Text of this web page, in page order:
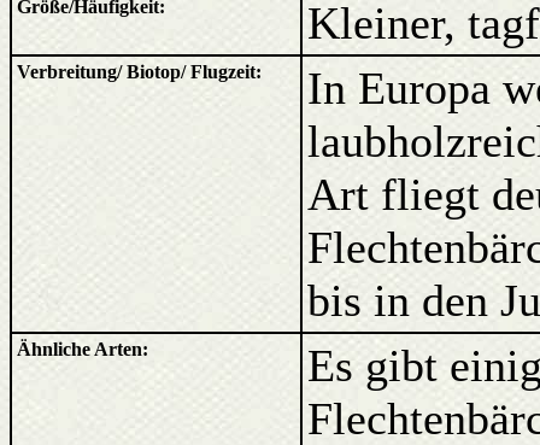
Größe/Häufigkeit:
Kleiner,
Verbreitung/ Biotop/ Flugzeit:
In Europa
Art fliegt
bis in den
Ähnliche Arten:
Es gibt